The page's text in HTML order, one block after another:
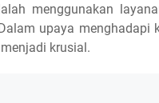
menggunakan
upaya menghadapi
krusial.